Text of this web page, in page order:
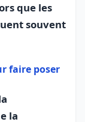
que les
souvent
faire poser
la